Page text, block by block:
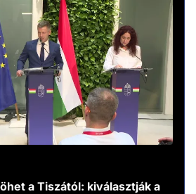
a Tiszától: kiválasztják a